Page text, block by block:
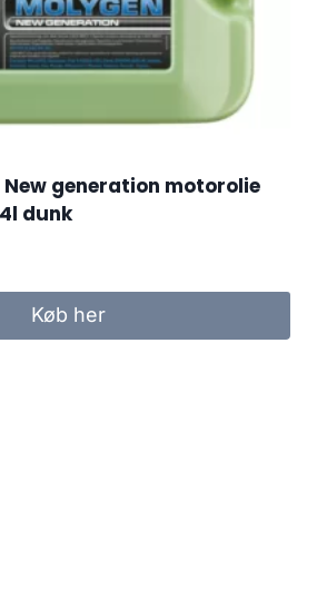
New generation motorolie
dunk
Køb her